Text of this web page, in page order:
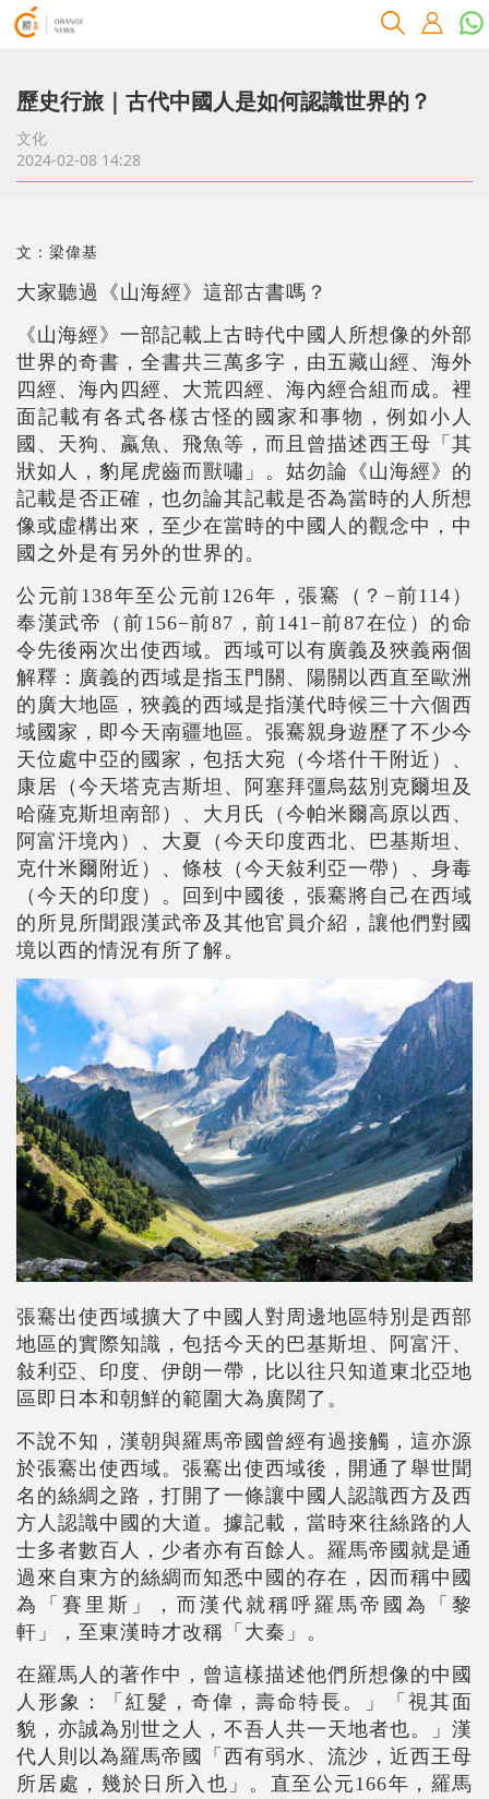
歷史行旅｜古代中國人是如何認識世界的？
文化
2024-02-08 14:28
文：梁偉基
大家聽過《山海經》這部古書嗎？
《山海經》一部記載上古時代中國人所想像的外部
世界的奇書，全書共三萬多字，由五藏山經、海外
四經、海內四經、大荒四經、海內經合組而成。裡
面記載有各式各樣古怪的國家和事物，例如小人
國、天狗、蠃魚、飛魚等，而且曾描述西王母「其
狀如人，豹尾虎齒而獸嘯」。姑勿論《山海經》的
記載是否正確，也勿論其記載是否為當時的人所想
像或虛構出來，至少在當時的中國人的觀念中，中
國之外是有另外的世界的。
公元前138年至公元前126年，張騫（？ −前114）
奉漢武帝（前156−前87，前141 −前87在位）的命
令先後兩次出使西域。西域可以有廣義及狹義兩個
解釋：廣義的西域是指玉門關、陽關以西直至歐洲
的廣大地區，狹義的西域是指漢代時候三十六個西
域國家，即今天南疆地區。張騫親身遊歷了不少今
天位處中亞的國家，包括大宛（今塔什干附近）、
康居（今天塔克吉斯坦、阿塞拜彊烏茲別克爾坦及
哈薩克斯坦南部）、大月氏（今帕米爾高原以西、
阿富汗境內）、大夏（今天印度西北、巴基斯坦、
克什米爾附近）、條枝（今天敍利亞一帶）、身毒
（今天的印度）。回到中國後，張騫將自己在西域
的所見所聞跟漢武帝及其他官員介紹，讓他們對國
境以西的情況有所了解。
張騫出使西域擴大了中國人對周邊地區特別是西部
地區的實際知識，包括今天的巴基斯坦、阿富汗、
敍利亞、印度、伊朗一帶，比以往只知道東北亞地
區即日本和朝鮮的範圍大為廣闊了。
不說不知，漢朝與羅馬帝國曾經有過接觸，這亦源
於張騫出使西域。張騫出使西域後，開通了舉世聞
名的絲綢之路，打開了一條讓中國人認識西方及西
方人認識中國的大道。據記載，當時來往絲路的人
士多者數百人，少者亦有百餘人。羅馬帝國就是通
過來自東方的絲綢而知悉中國的存在，因而稱中國
為「賽里斯」，而漢代就稱呼羅馬帝國為「黎
軒」，至東漢時才改稱「大秦」。
在羅馬人的著作中，曾這樣描述他們所想像的中國
人形象：「紅髮，奇偉，壽命特長。」「視其面
貌，亦誠為別世之人，不吾人共一天地者也。」漢
代人則以為羅馬帝國「西有弱水、流沙，近西王母
所居處，幾於日所入也」。直至公元166年，羅馬